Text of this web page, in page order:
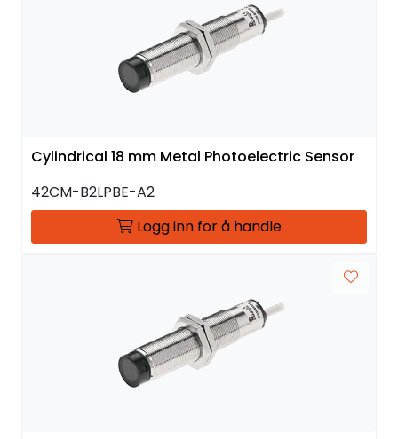
Cylindrical 18 mm Metal Photoelectric Sensor
42CM-B2LPBE-A2
Logg inn for å handle